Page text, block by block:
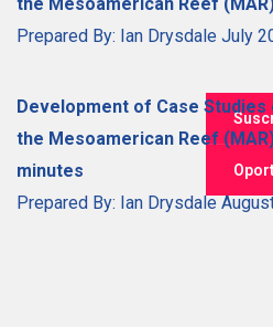
Prepared By: Ian Drysdale July
Development of Case
the Mesoamerican Reef
minutes
Prepared By: Ian Drysdale